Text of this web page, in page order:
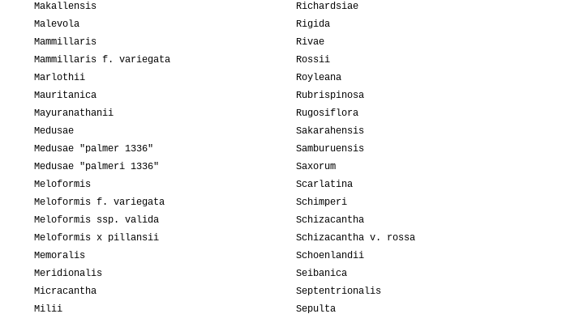
Makallensis
Malevola
Mammillaris
Mammillaris f. variegata
Marlothii
Mauritanica
Mayuranathanii
Medusae
Medusae "palmer 1336"
Medusae "palmeri 1336"
Meloformis
Meloformis f. variegata
Meloformis ssp. valida
Meloformis x pillansii
Memoralis
Meridionalis
Micracantha
Milii
Richardsiae
Rigida
Rivae
Rossii
Royleana
Rubrispinosa
Rugosiflora
Sakarahensis
Samburuensis
Saxorum
Scarlatina
Schimperi
Schizacantha
Schizacantha v. rossa
Schoenlandii
Seibanica
Septentrionalis
Sepulta